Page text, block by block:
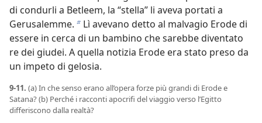
di condurli a Betleem, la “stella” li aveva portati a
Gerusalemme. b Lì avevano detto al malvagio Erode di
essere in cerca di un bambino che sarebbe diventato
re dei giudei. A quella notizia Erode era stato preso da
un impeto di gelosia.
9-11. (a) In che senso erano all’opera forze più grandi di Erode e
Satana? (b) Perché i racconti apocrifi del viaggio verso l’Egitto
differiscono dalla realtà?